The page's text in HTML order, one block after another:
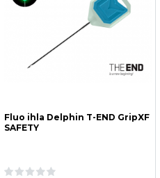
Fluo ihla Delphin T-END GripXF
SAFETY